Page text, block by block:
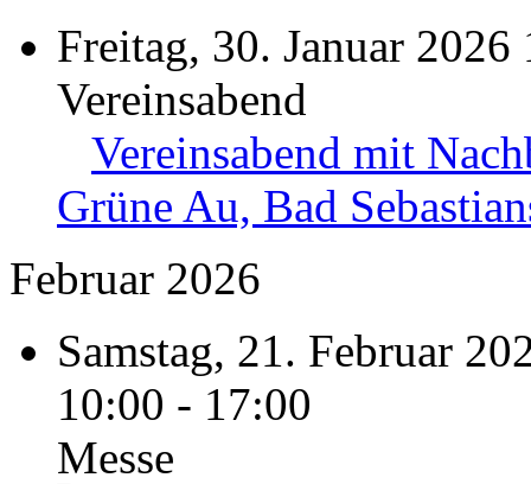
Freitag, 30. Januar 2026
Vereinsabend
Vereinsabend mit
Grüne Au, Bad
Februar 2026
Samstag, 21. Februar
10:00 - 17:00
Messe